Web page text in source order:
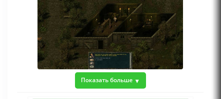
Показать больше